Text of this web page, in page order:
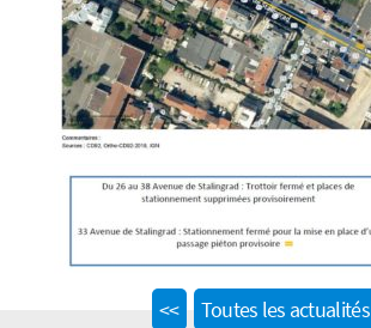
<<Previous
Toutes les actualités